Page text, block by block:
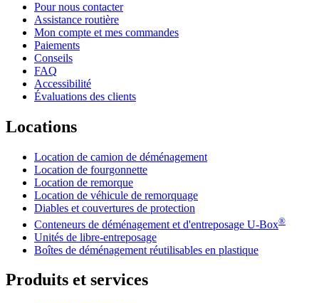
Pour nous contacter
Assistance routière
Mon compte et mes commandes
Paiements
Conseils
FAQ
Accessibilité
Évaluations des clients
Locations
Location de camion de déménagement
Location de fourgonnette
Location de remorque
Location de véhicule de remorquage
Diables et couvertures de protection
Conteneurs de déménagement et d'entreposage U-Box®
Unités de libre-entreposage
Boîtes de déménagement réutilisables en plastique
Produits et services